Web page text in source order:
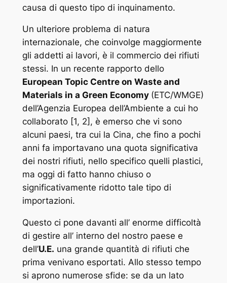
causa di questo tipo di inquinamento.
Un ulteriore problema di natura
internazionale, che coinvolge maggiormente
gli addetti ai lavori, è il commercio dei rifiuti
stessi. In un recente rapporto dello
European Topic Centre on Waste and
Materials in a Green Economy (ETC/WMGE)
dell’Agenzia Europea dell’Ambiente a cui ho
collaborato [1, 2], è emerso che vi sono
alcuni paesi, tra cui la Cina, che fino a pochi
anni fa importavano una quota significativa
dei nostri rifiuti, nello specifico quelli plastici,
ma oggi di fatto hanno chiuso o
significativamente ridotto tale tipo di
importazioni.
Questo ci pone davanti all’ enorme difficoltà
di gestire all’ interno del nostro paese e
dell’U.E. una grande quantità di rifiuti che
prima venivano esportati. Allo stesso tempo
si aprono numerose sfide: se da un lato